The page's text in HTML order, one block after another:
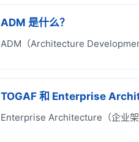
ADM 是什么？
ADM（Architecture
TOGAF 和 Enterprise
Enterprise Architecture（企业架